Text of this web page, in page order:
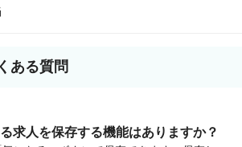
ある質問
求人を保存する機能はありますか？